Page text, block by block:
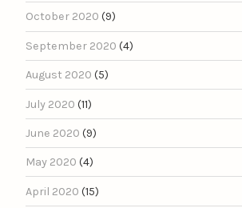
October 2020 (9)
September 2020 (4)
August 2020 (5)
July 2020 (11)
June 2020 (9)
May 2020 (4)
April 2020 (15)